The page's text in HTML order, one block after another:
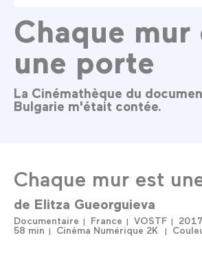
Chaque mur
une porte
La Cinémathèque du
Bulgarie m'était contée.
Chaque mur est
de Elitza Gueorguieva
Documentaire France VOSTF
2017
58 min
Cinéma Numérique 2K